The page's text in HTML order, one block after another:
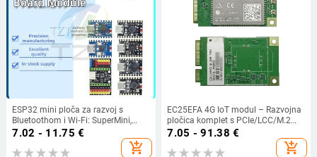
ESP32 mini ploča za razvoj s
Bluetoothom i Wi‑Fi: SuperMini,
ZERO IoT S3, C3, C6, H2
7.02 - 11.75 €
add_shopping_cart
EC25EFA 4G IoT modul – Razvojna
pločica komplet s PCIe/LCC/M.2
sučeljima, Feihong
7.05 - 91.38 €
add_shopping_cart